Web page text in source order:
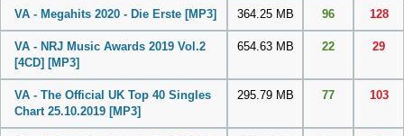
VA - Megahits 2020 - Die Erste [MP3] 364.25 MB 96 128
VA - NRJ Music Awards 2019 Vol.2
[4CD] [MP3]
654.63 MB 22 29
VA - The Official UK Top 40 Singles
Chart 25.10.2019 [MP3]
295.79 MB 77 103